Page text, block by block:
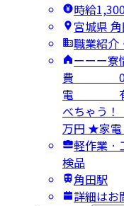
時給
宮城県
職業紹介
ーーー
費 0～
電 有 ※
べちゃう
万円 ★
軽作業 ·
検品
角田駅
詳細はお